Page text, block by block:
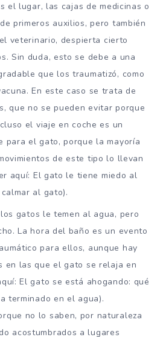
el lugar, las cajas de medicinas o
primeros auxilios, pero también
veterinario, despierta cierto
Sin duda, esto se debe a una
que los traumatizó, como
En este caso se trata de
que no se pueden evitar porque
el viaje en coche es un
para el gato, porque la mayoría
de este tipo lo llevan
aquí: El gato le tiene miedo al
al gato).
gatos le temen al agua, pero
La hora del baño es un evento
para ellos, aunque hay
en las que el gato se relaja en
El gato se está ahogando: qué
terminado en el agua).
no lo saben, por naturaleza
acostumbrados a lugares